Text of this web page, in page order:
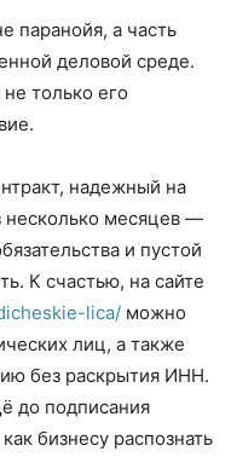
паранойя, а часть
деловой среде.
только его
надежный на
несколько месяцев —
и пустой
К счастью, на сайте
lica/ можно
лиц, а также
без раскрытия ИНН.
до подписания
бизнесу распознать